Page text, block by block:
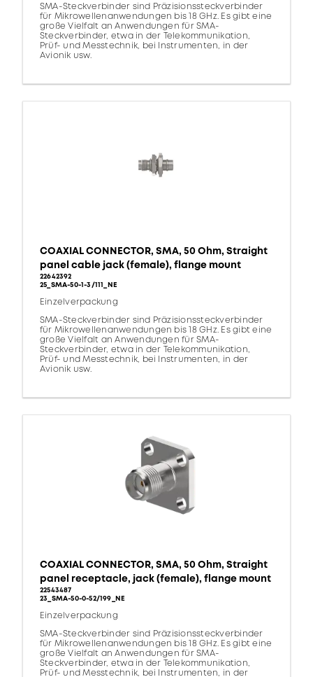
SMA-Steckverbinder sind Präzisionssteckverbinder
für Mikrowellenanwendungen bis 18 GHz. Es gibt eine
große Vielfalt an Anwendungen für SMA-
Steckverbinder, etwa in der Telekommunikation,
Prüf- und Messtechnik, bei Instrumenten, in der
Avionik usw.
COAXIAL CONNECTOR, SMA, 50 Ohm, Straight
panel cable jack (female), flange mount
22642392
25_SMA-50-1-3/111_NE
Einzelverpackung
SMA-Steckverbinder sind Präzisionssteckverbinder
für Mikrowellenanwendungen bis 18 GHz. Es gibt eine
große Vielfalt an Anwendungen für SMA-
Steckverbinder, etwa in der Telekommunikation,
Prüf- und Messtechnik, bei Instrumenten, in der
Avionik usw.
COAXIAL CONNECTOR, SMA, 50 Ohm, Straight
panel receptacle, jack (female), flange mount
22543487
23_SMA-50-0-52/199_NE
Einzelverpackung
SMA-Steckverbinder sind Präzisionssteckverbinder
für Mikrowellenanwendungen bis 18 GHz. Es gibt eine
große Vielfalt an Anwendungen für SMA-
Steckverbinder, etwa in der Telekommunikation,
Prüf- und Messtechnik, bei Instrumenten, in der